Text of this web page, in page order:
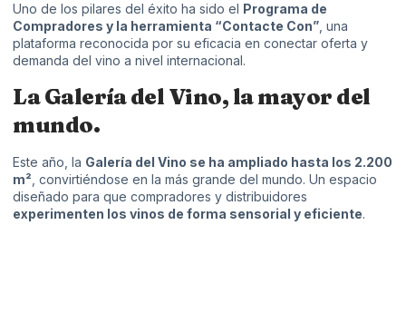
Uno de los pilares del éxito ha sido el Programa de
Compradores y la herramienta “Contacte Con” , una
plataforma reconocida por su eficacia en conectar oferta y
demanda del vino a nivel internacional.
La Galería del Vino, la mayor del
mundo.
Este año, la Galería del Vino se ha ampliado hasta los 2.200
m² , convirtiéndose en la más grande del mundo. Un espacio
diseñado para que compradores y distribuidores
experimenten los vinos de forma sensorial y eficiente.